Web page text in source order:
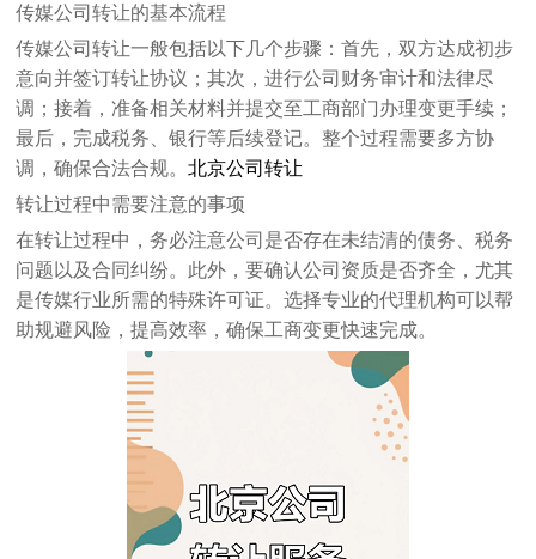
传媒公司转让的基本流程
传媒公司转让一般包括以下几个步骤：首先，双方达成初步
意向并签订转让协议；其次，进行公司财务审计和法律尽
调；接着，准备相关材料并提交至工商部门办理变更手续；
最后，完成税务、银行等后续登记。整个过程需要多方协
调，确保合法合规。北京公司转让
转让过程中需要注意的事项
在转让过程中，务必注意公司是否存在未结清的债务、税务
问题以及合同纠纷。此外，要确认公司资质是否齐全，尤其
是传媒行业所需的特殊许可证。选择专业的代理机构可以帮
助规避风险，提高效率，确保工商变更快速完成。